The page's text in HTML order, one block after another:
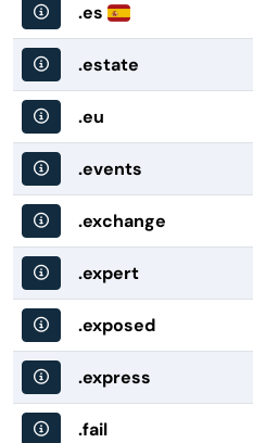
.es
.estate
.eu
.events
.exchange
.expert
.exposed
.express
.fail